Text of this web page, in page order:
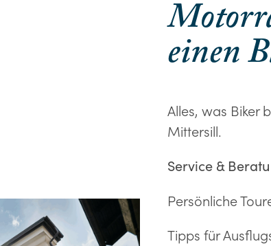
einen
Alles, was Biker
Mittersill.
Service &
Persönliche
Tipps für